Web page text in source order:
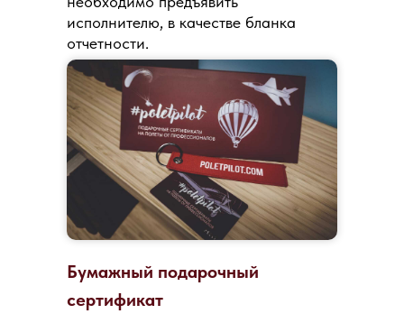
Бумажный подарочный
сертификат
исполнителю, в качестве бланка
отчетности.